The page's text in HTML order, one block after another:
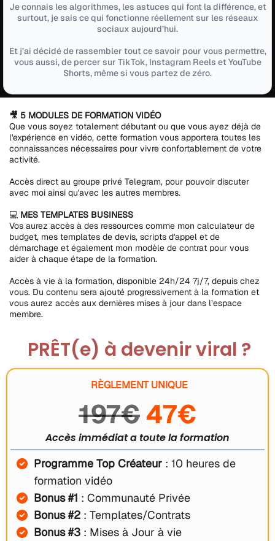
Je connais les algorithmes, les astuces qui font la différence, et
surtout, je sais ce qui fonctionne réellement sur les réseaux
sociaux aujourd’hui.
Et j’ai décidé de rassembler tout ce savoir pour vous permettre,
vous aussi, de percer sur TikTok, Instagram Reels et YouTube
Shorts, même si vous partez de zéro.
🎥 5 MODULES DE FORMATION VIDÉO
Que vous soyez totalement débutant ou que vous ayez déjà de
l'expérience en vidéo, cette formation vous apportera toutes les
connaissances nécessaires pour vivre confortablement de votre
activité.
Accès direct au groupe privé Telegram, pour pouvoir discuter
avec moi ainsi qu'avec les autres membres.
💻 MES TEMPLATES BUSINESS
Vos aurez accès à des ressources comme mon calculateur de
budget, mes templates de devis, scripts d'appel et de
démarchage et également mon modèle de contrat pour vous
aider à chaque étape de la formation.
Accès à vie à la formation, disponible 24h/24 7j/7, depuis chez
vous. Du contenu sera ajouté progressivement à la formation et
vous aurez accès aux dernières mises à jour dans l’espace
membre.
PRÊT(e) à devenir viral ?
RÈGLEMENT UNIQUE
197€ 47€
Accès immédiat a toute la formation
Programme Top Créateur : 10 heures de
formation vidéo
Bonus #1 : Communauté Privée
Bonus #2 : Templates/Contrats
Bonus #3 : Mises à Jour à vie